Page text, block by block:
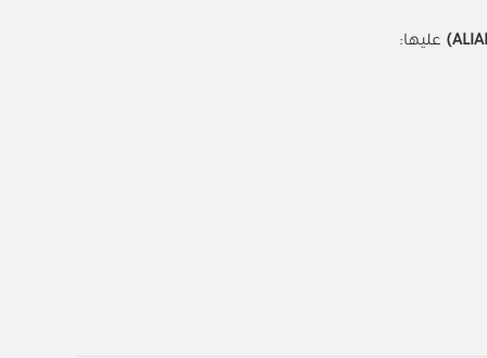
عليها: